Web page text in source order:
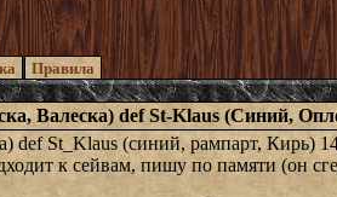
Правила
Валеска) def St-Klaus (Синий,
def St_Klaus (синий, рампарт, Кирь)
к сейвам, пишу по памяти (он